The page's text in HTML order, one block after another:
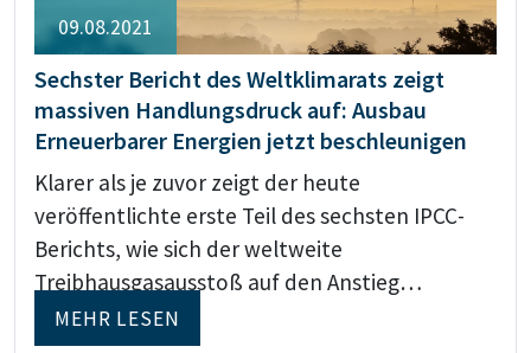
09.08.2021
Sechster Bericht des Weltklimarats zeigt
massiven Handlungsdruck auf: Ausbau
Erneuerbarer Energien jetzt beschleunigen
Klarer als je zuvor zeigt der heute
veröffentlichte erste Teil des sechsten IPCC-
Berichts, wie sich der weltweite
Treibhausgasausstoß auf den Anstieg…
MEHR LESEN